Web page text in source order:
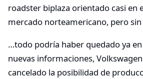
roadster biplaza orientado casi en
mercado norteamericano, pero
…todo podría haber quedado ya en
nuevas informaciones,
cancelado la posibilidad de